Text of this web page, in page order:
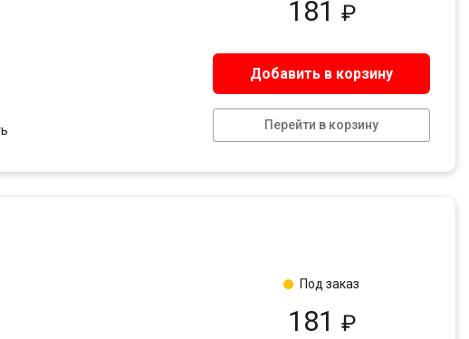
181 ₽
Добавить в корзину
Перейти в корзину
181 ₽
Под заказ